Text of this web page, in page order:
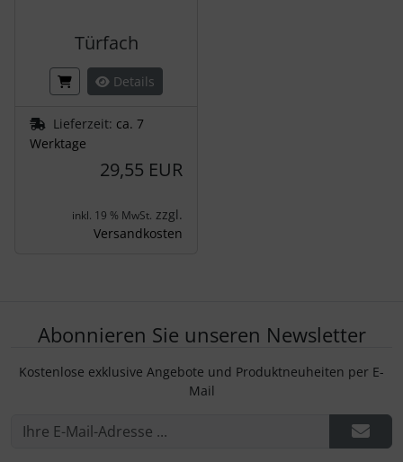
Türfach
Details
Lieferzeit: ca. 7
Werktage
29,55 EUR
inkl. 19 % MwSt. zzgl.
Versandkosten
Abonnieren Sie unseren Newsletter
Kostenlose exklusive Angebote und Produktneuheiten per E-
Mail